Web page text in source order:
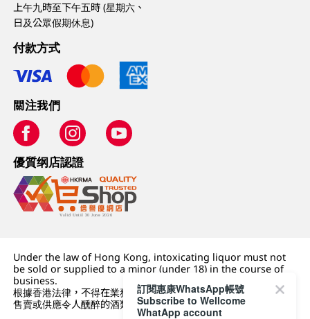
上午九時至下午五時 (星期六、
日及公眾假期休息)
付款方式
關注我們
優質纲店認證
Under the law of Hong Kong, intoxicating liquor must not
be sold or supplied to a minor (under 18) in the course of
business.
根據香港法律，不得在業務過程中，向未成年人 (18 歲以下人士)
售賣或供應令人醺醉的酒類。
訂閱惠康WhatsApp帳號
Subscribe to Wellcome
WhatApp account